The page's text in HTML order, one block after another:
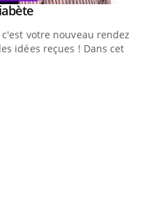
Youtube
votre nouveau rendez-
idées reçues ! Dans cet
le bien être global
et de la qualité de vie au
Régis Blugeon,